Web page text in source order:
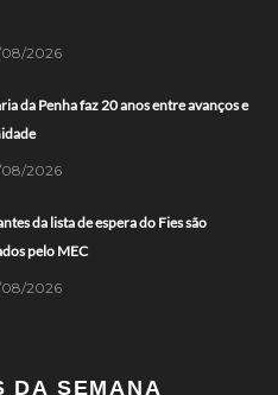
2026
da Penha faz 20 anos entre avanços e
2026
da lista de espera do Fies são
pelo MEC
2026
DA SEMANA